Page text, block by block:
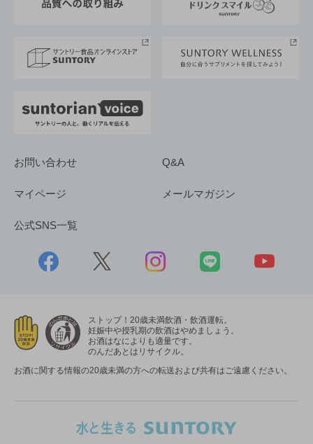
採用情報
お問い合わせ Q&A
マイページ メールマガジン
公式SNS一覧
ストップ！20歳未満飲酒・飲酒運転。
妊娠中や授乳期の飲酒はやめましょう。
お酒はなによりも適量です。
のんだあとはリサイクル。
お酒に関する情報の20歳未満の方への転送および共有はご遠慮ください。